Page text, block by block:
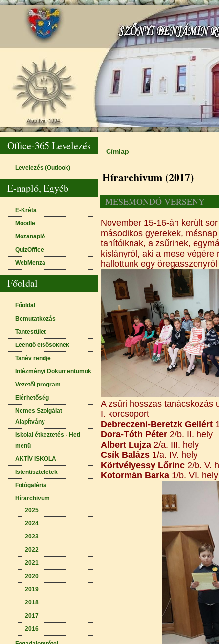
Office-365 Levelezés
Levelezés (Outlook)
E-napló, Egyéb
E-Kréta
Moodle
Mozanapló
QuizOffice
WebMenza
Főoldal
Főoldal
Bemutatkozás
Tantestület
Leendő elsősöknek
Tanév rendje
Intézményi Dokumentumok
Vezetői program
Elérhetőség
Nemes Szolgálat
Alapítvány
Iskolai étkeztetés - Heti
menü
AKTÍV ISKOLA
Istentiszteletek
Fotógaléria
Hírarchivum
2025
2024
2023
2022
2021
2020
2019
2018
2017
2016
Jelenlegi hely
Címlap
Hírarchivum (2017)
MESEMONDÓ VERSENY
November 15-16-án került
másodikos gyerekek,
tanítóiknak, a zsűrinek,
kislányról, aki a mese
hallottunk egy
A zsűri hosszas tanácskozás
I. korcsoport
Debreczeni-Beretzk Gellért
Dora-Tóth Péter 2/b. II. hely
Albert Lujza 2/a. III. hely
Csík Balázs 1/a. IV. hely
Körtvélyessy Lőrinc 2/b. V.
Kotormán Barka 1/b. VI. hely